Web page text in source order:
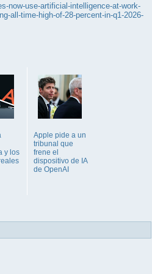
now-use-artificial-intelligence-at-work-
all-time-high-of-28-percent-in-q1-2026-
y los
Apple pide a un
tribunal que
frene el
dispositivo de IA
de OpenAI